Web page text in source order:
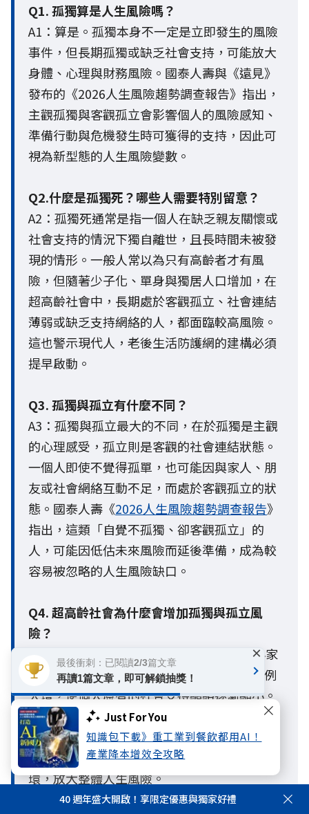
Just For You
知識包下載》重工業到餐飲都用AI！
產業降本增效全攻略
Q1. 孤獨算是人生風險嗎？
A1：算是。孤獨本身不一定是立即發生的風險
事件，但長期孤獨或缺乏社會支持，可能放大
身體、心理與財務風險。國泰人壽與《遠見》
發布的《2026人生風險趨勢調查報告》指出，
主觀孤獨與客觀孤立會影響個人的風險感知、
準備行動與危機發生時可獲得的支持，因此可
視為新型態的人生風險變數。
Q2.什麼是孤獨死？哪些人需要特別留意？
A2：孤獨死通常是指一個人在缺乏親友關懷或
社會支持的情況下獨自離世，且長時間未被發
現的情形。一般人常以為只有高齡者才有風
險，但隨著少子化、單身與獨居人口增加，在
超高齡社會中，長期處於客觀孤立、社會連結
薄弱或缺乏支持網絡的人，都面臨較高風險。
這也警示現代人，老後生活防護網的建構必須
提早啟動。
Q3. 孤獨與孤立有什麼不同？
A3：孤獨與孤立最大的不同，在於孤獨是主觀
的心理感受，孤立則是客觀的社會連結狀態。
一個人即使不覺得孤單，也可能因與家人、朋
友或社會網絡互動不足，而處於客觀孤立的狀
態。國泰人壽《2026人生風險趨勢調查報告》
指出，這類「自覺不孤獨、卻客觀孤立」的
人，可能因低估未來風險而延後準備，成為較
容易被忽略的人生風險缺口。
Q4. 超高齡社會為什麼會增加孤獨與孤立風
險？
A4：隨著台灣邁入超高齡社會，少子化與小家
庭化導致家庭結構徹底改變，獨居與單身比例
大增，使個人原有的社會支持網絡逐漸縮小。
當人際互動與外部支援減少，個人一旦面臨突
發的健康或財務危機，極易因缺乏社會網絡支
撐，陷入「因病致貧、因貧致鬱」的負向循
環，放大整體人生風險。
40 週年盛大開啟！享限定優惠與獨家好禮
最後衝刺：已閱讀2/3篇文章
再讀1篇文章，即可解鎖抽獎！
×